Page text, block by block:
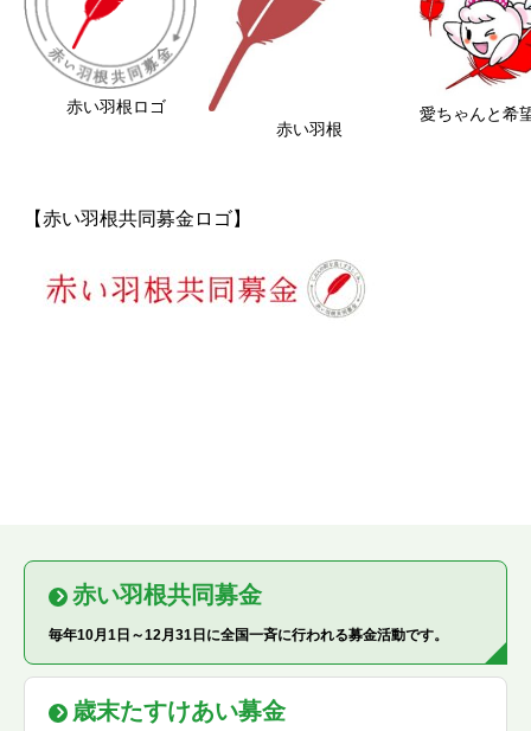
赤い羽根ロゴ
赤い羽根
愛ちゃんと希
【赤い羽根共同募金ロゴ】
赤い羽根共同募金
毎年10月1日～12月31日に全国一斉に行われる募金活動です。
歳末たすけあい募金